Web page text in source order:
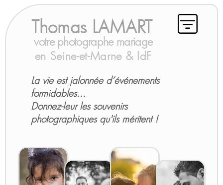
Thomas LAMART
votre photographe mariage
en Seine-et-Marne & IdF
La vie est jalonnée d’événements
formidables...
Donnez-leur les souvenirs
photographiques qu'ils méritent !